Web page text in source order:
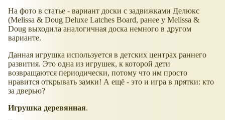
На фото в статье - вариант доски с задвижками Делюкс
(Melissa & Doug Deluxe Latches Board, ранее у Melissa &
Doug выходила аналогичная доска немного в другом
варианте.
Данная игрушка используется в детских центрах раннего
развития. Это одна из игрушек, к которой дети
возвращаются периодически, потому что им просто
нравится открывать замки! А ещё - это и игра в прятки: кто
за дверью?
Игрушка деревянная.